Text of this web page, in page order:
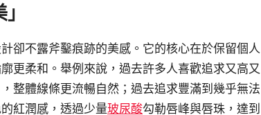
卻不露斧鑿痕跡的美感。它的核心在於保留個人
更柔和。舉例來說，過去許多人喜歡追求又高又
整體線條更流暢自然；過去追求豐滿到幾乎無法
紅潤感，透過少量玻尿酸勾勒唇峰與唇珠，達到